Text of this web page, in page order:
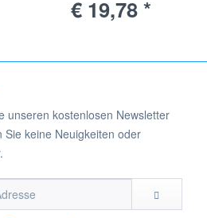
€ 19,78 *
unseren kostenlosen Newsletter
Sie keine Neuigkeiten oder